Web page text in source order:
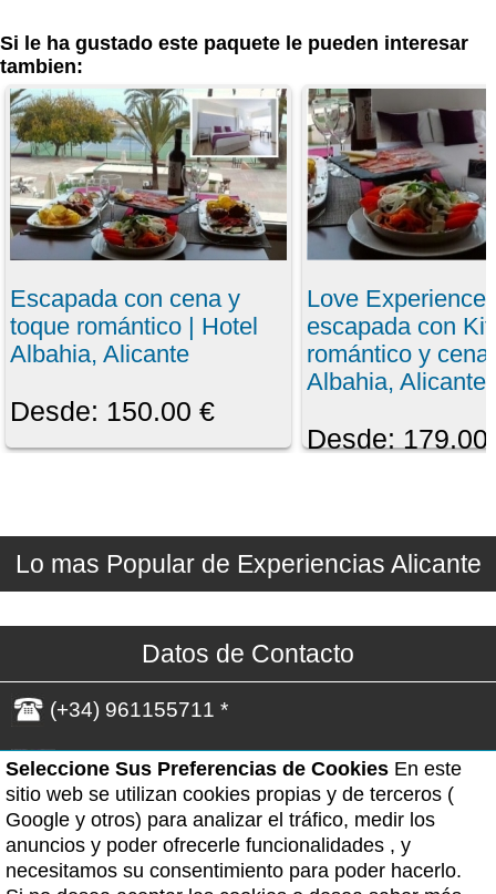
Seleccione Sus Preferencias de Cookies En este
sitio web se utilizan cookies propias y de terceros (
Google y otros) para analizar el tráfico, medir los
anuncios y poder ofrecerle funcionalidades , y
necesitamos su consentimiento para poder hacerlo.
Si le ha gustado este paquete le pueden interesar
tambien:
Escapada con cena y
toque romántico | Hotel
Albahia, Alicante
Desde: 150.00 €
Love
escapada con Kit
romántico y
Albahia, Alicante
Desde: 179.00
Lo mas Popular de Experiencias Alicante
Datos de Contacto
(+34) 961155711 *
WhatsApp(Solo Mensajes)*
*- Horario de atención: Lunes a viernes de 09:00
a 19:00h. Excepto los festivos.